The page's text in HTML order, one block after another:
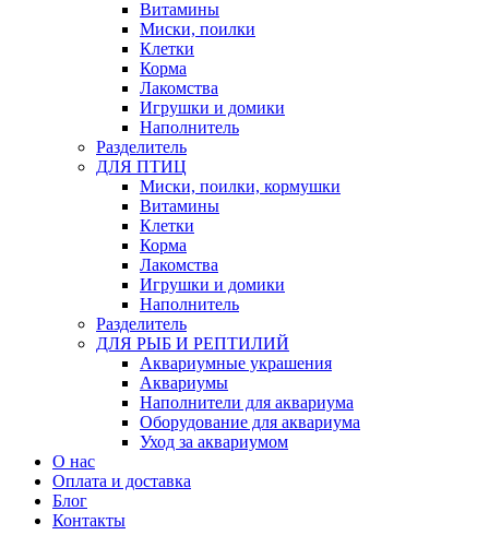
Витамины
Миски, поилки
Клетки
Корма
Лакомства
Игрушки и домики
Наполнитель
Разделитель
ДЛЯ ПТИЦ
Миски, поилки, кормушки
Витамины
Клетки
Корма
Лакомства
Игрушки и домики
Наполнитель
Разделитель
ДЛЯ РЫБ И РЕПТИЛИЙ
Аквариумные украшения
Аквариумы
Наполнители для аквариума
Оборудование для аквариума
Уход за аквариумом
О нас
Оплата и доставка
Блог
Контакты